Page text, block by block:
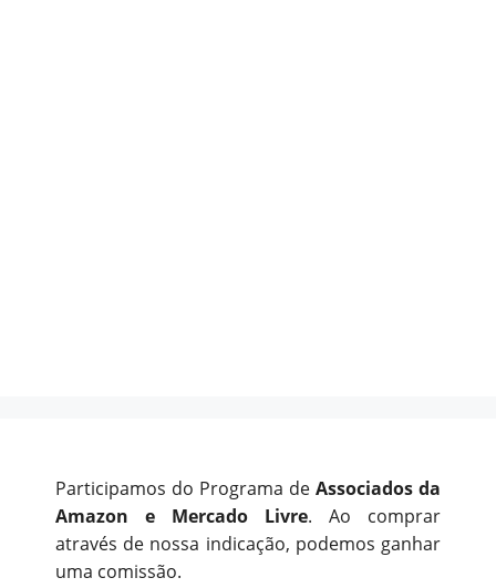
Participamos do Programa de Associados da
Amazon e Mercado Livre. Ao comprar
através de nossa indicação, podemos ganhar
uma comissão.